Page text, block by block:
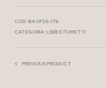
COD: B4 OF26-176
CATEGORIA: LIBRI E FUMETTI
PREVIOUS PRODUCT